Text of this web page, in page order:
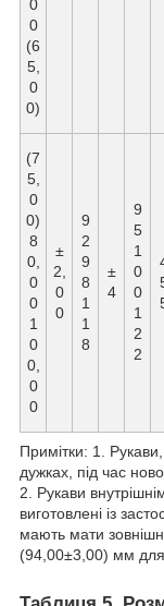
0
0
(6
5,
0
0)
(7
5,
0
0)
8
0,
0
0
1
0
0,
0
0
±
2,
0
0
9
2
9
8
1
1
8
±
4
9
5
1
0
0
1
2
2
Примітки: 1.
дужках, під час
2. Рукави
виготовлені із
мають мати
(94,00±3,00) мм для